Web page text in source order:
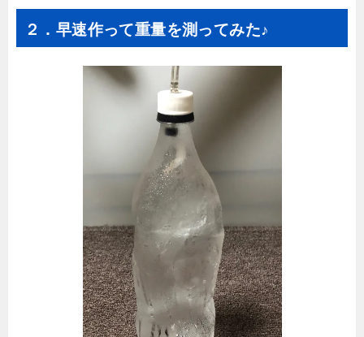
２．早速作って重量を測ってみた♪